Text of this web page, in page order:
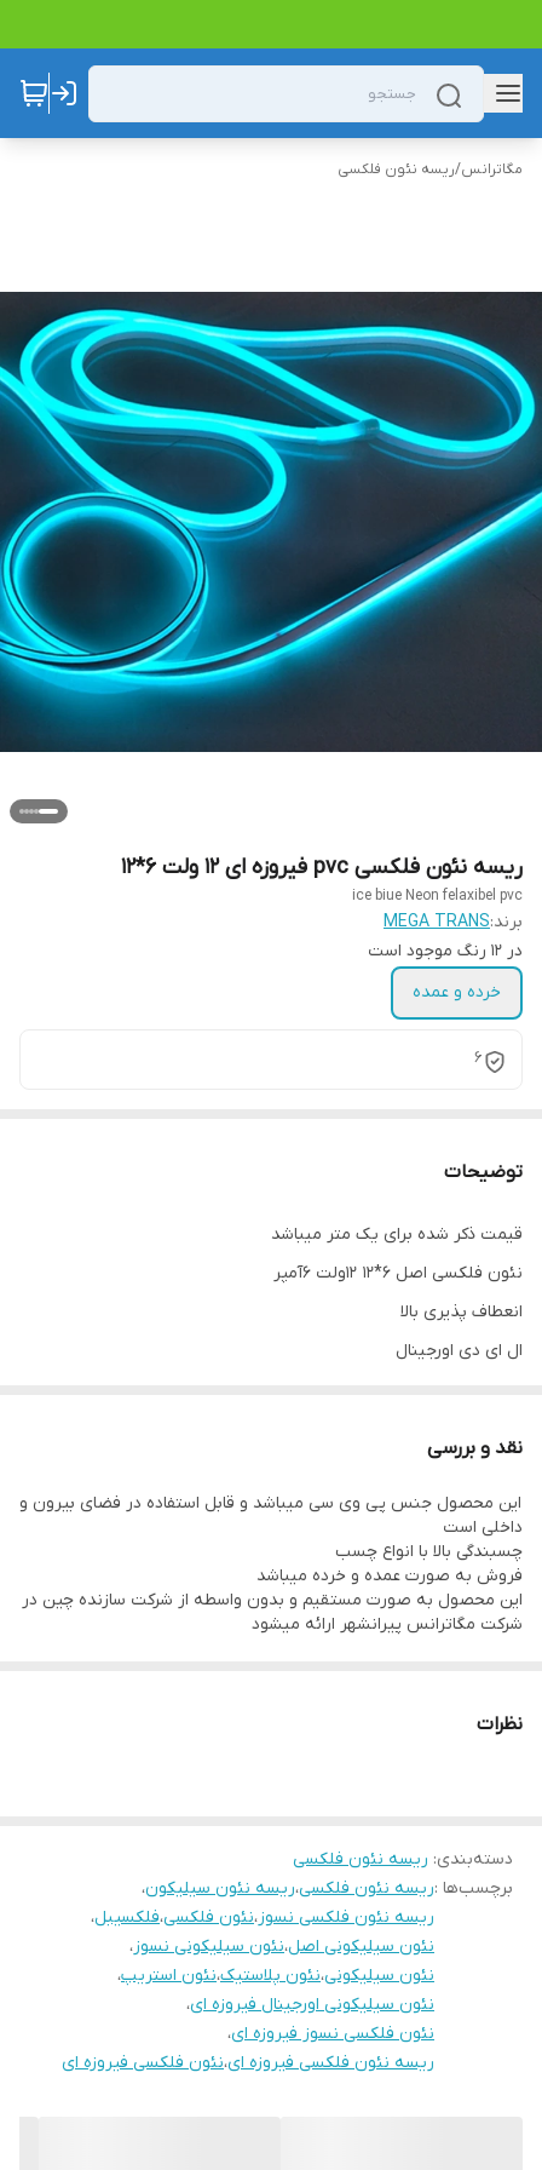
مگاترانس/ریسه نئون فلکسی
ریسه نئون فلکسی pvc فیروزه ای 12 ولت 6*12
ice biue Neon felaxibel pvc
برند:MEGA TRANS
در ۱۲ رنگ موجود است
خرده و عمده
6
توضیحات
قیمت ذکر شده برای یک متر میباشد
نئون فلکسی اصل 6*12 12ولت 6آمپر
انعطاف پذیری بالا
ال ای دی اورجینال
فروش به صورت عمده و خرده
ارسال به سراسر کشور
نقد و بررسی
این محصول جنس پی وی سی میباشد و قابل استفاده در فضای بیرون و
داخلی است
چسبندگی بالا با انواع چسب
فروش به صورت عمده و خرده میباشد
این محصول به صورت مستقیم و بدون واسطه از شرکت سازنده چین در
شرکت مگاترانس پیرانشهر ارائه میشود
نظرات
دسته‌بندی: ریسه نئون فلکسی
برچسب‌ها :ریسه نئون فلکسی،ریسه نئون سیلیکون،
ریسه نئون فلکسی نسوز،نئون فلکسی،فلکسیبل،
نئون سیلیکونی اصل،نئون سیلیکونی نسوز،
نئون سیلیکونی،نئون پلاستیک،نئون استریپ،
نئون سیلیکونی اورجینال فیروزه ای،
نئون فلکسی نسوز فیروزه ای،
ریسه نئون فلکسی فیروزه ای،نئون فلکسی فیروزه ای